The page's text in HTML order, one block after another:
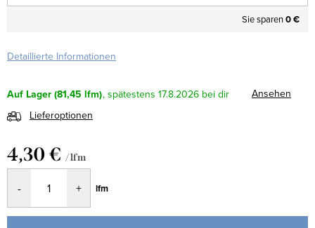
Sie sparen0 €
Detaillierte Informationen
Auf Lager(81,45 lfm) 17.8.2026
Ansehen
Lieferoptionen
4,30 € / lfm
lfm